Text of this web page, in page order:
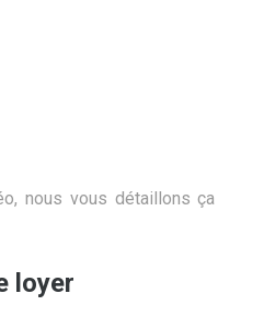
nous vous détaillons ça
loyer